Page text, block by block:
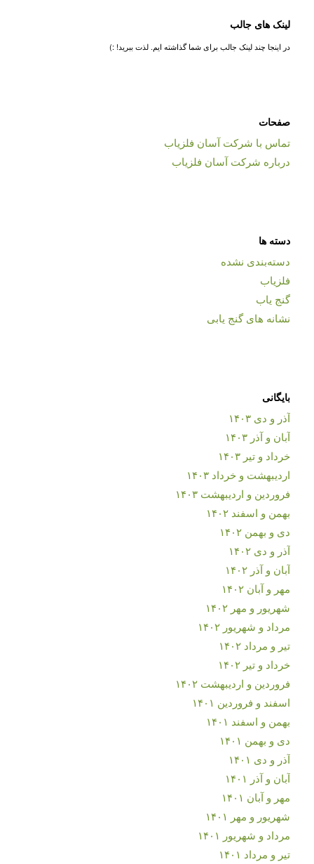
لینک های جالب
در اینجا چند لینک جالب برای شما گذاشته ایم. لذت ببرید! :)
صفحات
تماس با شرکت آسان فلزیاب
درباره شرکت آسان فلزیاب
دسته ها
دسته‌بندی نشده
فلزیاب
گنج یاب
نشانه های گنج یابی
بایگانی
آذر و دی ۱۴۰۳
آبان و آذر ۱۴۰۳
خرداد و تیر ۱۴۰۳
اردیبهشت و خرداد ۱۴۰۳
فروردین و اردیبهشت ۱۴۰۳
بهمن و اسفند ۱۴۰۲
دی و بهمن ۱۴۰۲
آذر و دی ۱۴۰۲
آبان و آذر ۱۴۰۲
مهر و آبان ۱۴۰۲
شهریور و مهر ۱۴۰۲
مرداد و شهریور ۱۴۰۲
تیر و مرداد ۱۴۰۲
خرداد و تیر ۱۴۰۲
فروردین و اردیبهشت ۱۴۰۲
اسفند و فروردین ۱۴۰۱
بهمن و اسفند ۱۴۰۱
دی و بهمن ۱۴۰۱
آذر و دی ۱۴۰۱
آبان و آذر ۱۴۰۱
مهر و آبان ۱۴۰۱
شهریور و مهر ۱۴۰۱
مرداد و شهریور ۱۴۰۱
تیر و مرداد ۱۴۰۱